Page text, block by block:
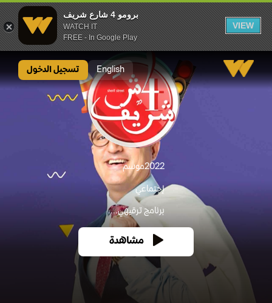
برومو 4 شارع شريف
WATCH IT
FREE - In Google Play
VIEW
English تسجيل الدخول
2022موسم
إجتماعي
برنامج ترقيهي....
مشاهدة